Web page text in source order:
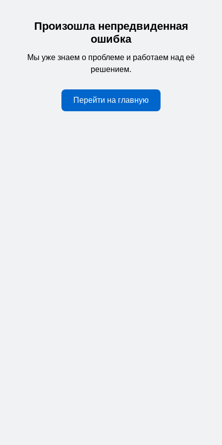
Произошла непредвиденная
ошибка
Мы уже знаем о проблеме и работаем над её
решением.
Перейти на главную